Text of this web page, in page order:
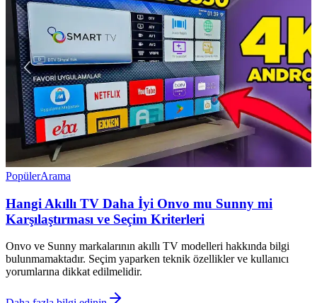
PopülerArama
Hangi Akıllı TV Daha İyi Onvo mu Sunny mi
Karşılaştırması ve Seçim Kriterleri
Onvo ve Sunny markalarının akıllı TV modelleri hakkında bilgi
bulunmamaktadır. Seçim yaparken teknik özellikler ve kullanıcı
yorumlarına dikkat edilmelidir.